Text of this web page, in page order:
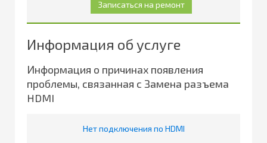
Информация об услуге
Информация о причинах появления
проблемы, связанная с Замена разъема
HDMI
Нет подключения по HDMI